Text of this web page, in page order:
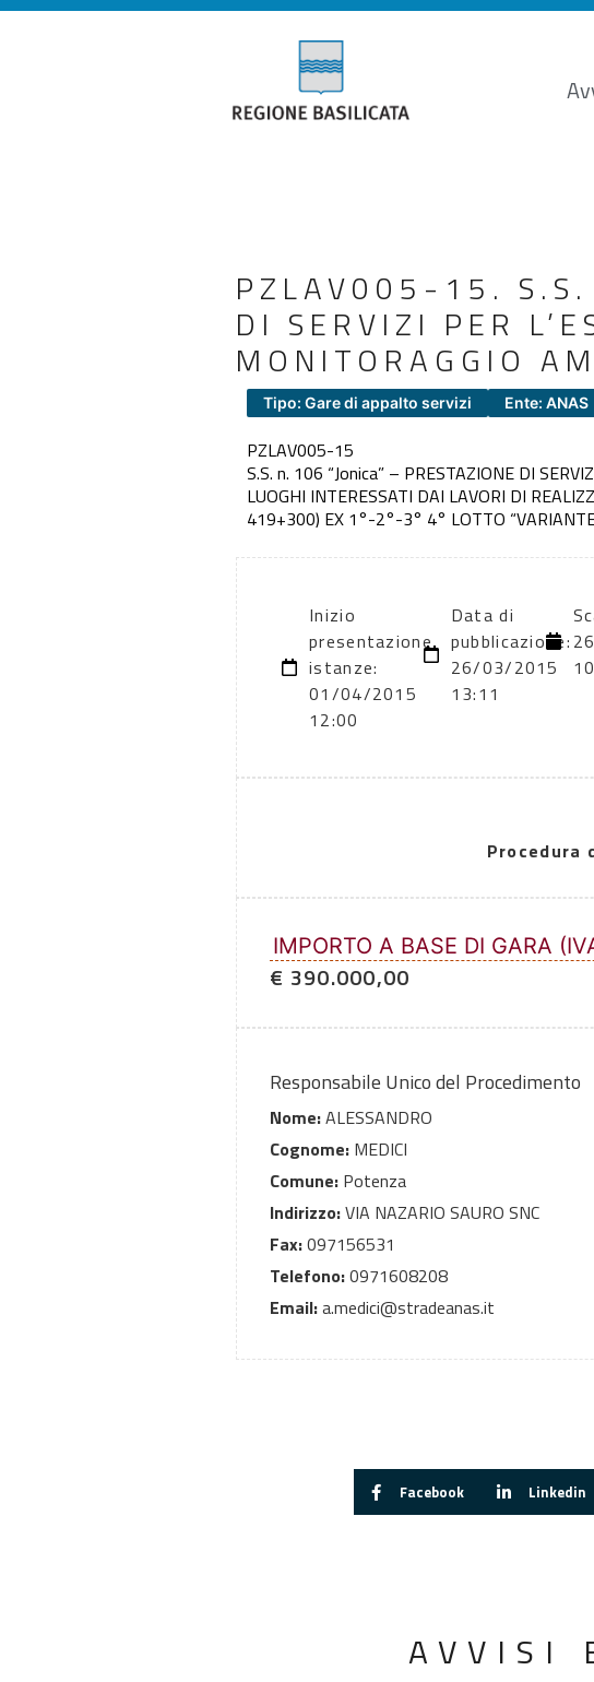
PZLAV005-15.
DI SERVIZI PER
MONITORAGGIO
Tipo: Gare di appalto servizi Ente: ANAS
PZLAV005-15
S.S. n. 106 “Jonica” – PRESTAZIONE DI
LUOGHI INTERESSATI DAI LAVORI DI
419+300) EX 1°-2°-3° 4° LOTTO “VARIANTE
Inizio
presentazione
istanze:
01/04/2015
12:00
Data di
pubblicazione:
26/03/2015
13:11
Procedura
IMPORTO A BASE DI GARA
€ 390.000,00
Responsabile Unico del Procedimento
Nome:ALESSANDRO
Cognome: MEDICI
Comune: Potenza
Indirizzo:VIA NAZARIO SAURO SNC
Fax:097156531
Telefono:0971608208
Email:a.medici@stradeanas.it
Facebook Linkedin
AVVISI